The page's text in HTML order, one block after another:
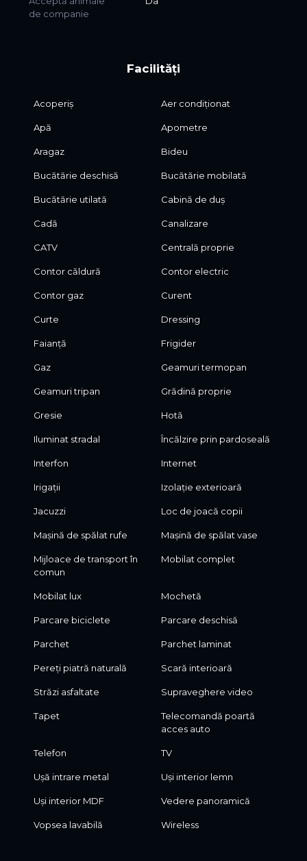
de companie
Facilități
Acoperiș Aer condiționat
Apă Apometre
Aragaz Bideu
Bucătărie deschisă Bucătărie mobilată
Bucătărie utilată Cabină de duș
Cadă Canalizare
CATV Centrală proprie
Contor căldură Contor electric
Contor gaz Curent
Curte Dressing
Faianță Frigider
Gaz Geamuri termopan
Geamuri tripan Grădină proprie
Gresie Hotă
Iluminat stradal Încălzire prin pardoseală
Interfon Internet
Irigații Izolație exterioară
Jacuzzi Loc de joacă copii
Mașină de spălat rufe Mașină de spălat vase
Mijloace de transport în
comun
Mobilat complet
Mobilat lux Mochetă
Parcare biciclete Parcare deschisă
Parchet Parchet laminat
Pereți piatră naturală Scară interioară
Străzi asfaltate Supraveghere video
Tapet
Telecomandă poartă
acces auto
Telefon TV
Ușă intrare metal Uși interior lemn
Uși interior MDF Vedere panoramică
Vopsea lavabilă Wireless